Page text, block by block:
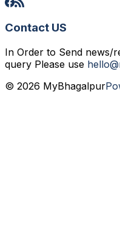
Contact US
In Order to Send
query Please use
© 2026 MyBhagalpur